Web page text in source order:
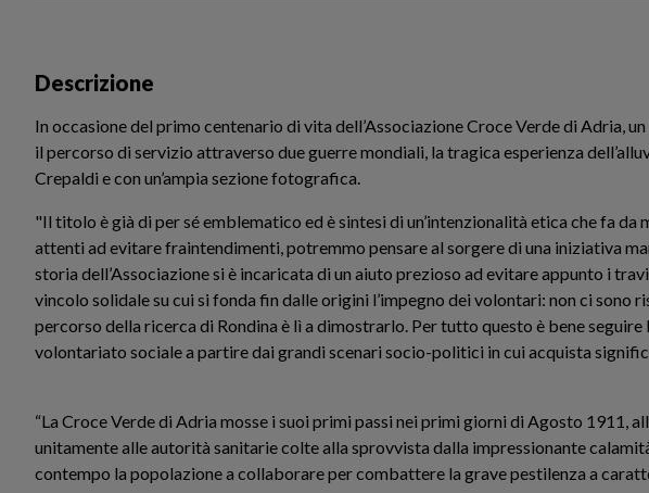
Descrizione
In occasione del primo centenario di vita dell’Associazione Croce Verde di Adria,
il percorso di servizio attraverso due guerre mondiali, la tragica esperienza
Crepaldi e con un’ampia sezione fotografica.
"Il titolo è già di per sé emblematico ed è sintesi di un’intenzionalità etica che fa
attenti ad evitare fraintendimenti, potremmo pensare al sorgere di una iniziativa
storia dell’Associazione si è incaricata di un aiuto prezioso ad evitare appunto i
vincolo solidale su cui si fonda fin dalle origini l’impegno dei volontari: non ci sono
percorso della ricerca di Rondina è lì a dimostrarlo. Per tutto questo è bene
volontariato sociale a partire dai grandi scenari socio-politici in cui acquista
“La Croce Verde di Adria mosse i suoi primi passi nei primi giorni di Agosto 1911,
unitamente alle autorità sanitarie colte alla sprovvista dalla impressionante
contempo la popolazione a collaborare per combattere la grave pestilenza a